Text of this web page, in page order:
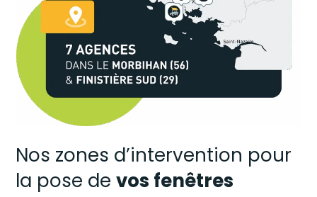
Nos zones d’intervention pour
la pose devos fenêtres